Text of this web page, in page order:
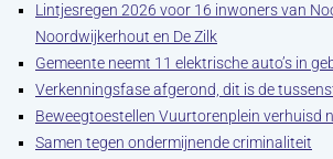
Lintjesregen 2026 voor 16 inwoners van
Noordwijkerhout en De Zilk
Gemeente neemt 11 elektrische auto’s in
Verkenningsfase afgerond, dit is de
Beweegtoestellen Vuurtorenplein verhuisd
Samen tegen ondermijnende criminaliteit